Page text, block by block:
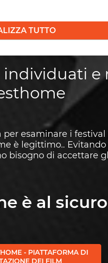
TUTTO
e
esaminare i
è legittimo..
bisogno di accettare
è al
- PIATTAFORMA DI
DEI FILM